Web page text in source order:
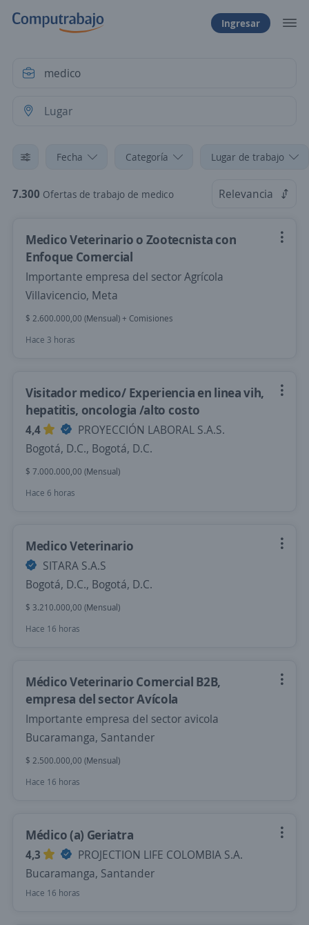
Ingresar
Fecha Categoría Lugar de trabajo
7.300 Ofertas de trabajo de medico Relevancia
Medico Veterinario o Zootecnista con
Enfoque Comercial
Importante empresa del sector Agrícola
Villavicencio, Meta
$ 2.600.000,00 (Mensual) + Comisiones
Hace 3 horas
Visitador medico/ Experiencia en linea vih,
hepatitis, oncologia /alto costo
4,4
PROYECCIÓN LABORAL S.A.S.
Bogotá, D.C., Bogotá, D.C.
$ 7.000.000,00 (Mensual)
Hace 6 horas
Medico Veterinario
SITARA S.A.S
Bogotá, D.C., Bogotá, D.C.
$ 3.210.000,00 (Mensual)
Hace 16 horas
Médico Veterinario Comercial B2B,
empresa del sector Avícola
Importante empresa del sector avicola
Bucaramanga, Santander
$ 2.500.000,00 (Mensual)
Hace 16 horas
Médico (a) Geriatra
4,3
PROJECTION LIFE COLOMBIA S.A.
Bucaramanga, Santander
Hace 16 horas